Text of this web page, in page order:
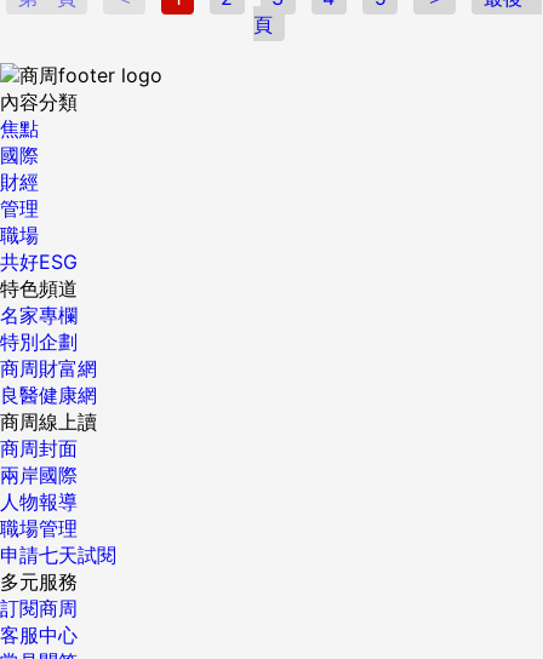
頁
內容分類
焦點
國際
財經
管理
職場
共好ESG
特色頻道
名家專欄
特別企劃
商周財富網
良醫健康網
商周線上讀
商周封面
兩岸國際
人物報導
職場管理
申請七天試閱
多元服務
訂閱商周
客服中心